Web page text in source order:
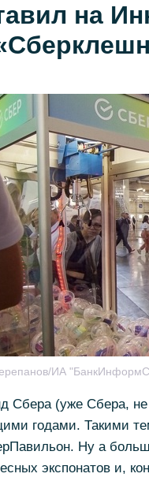
на
ИА
Сбера (уже Сбера,
годами. Такими
Ну а
экспонатов и,